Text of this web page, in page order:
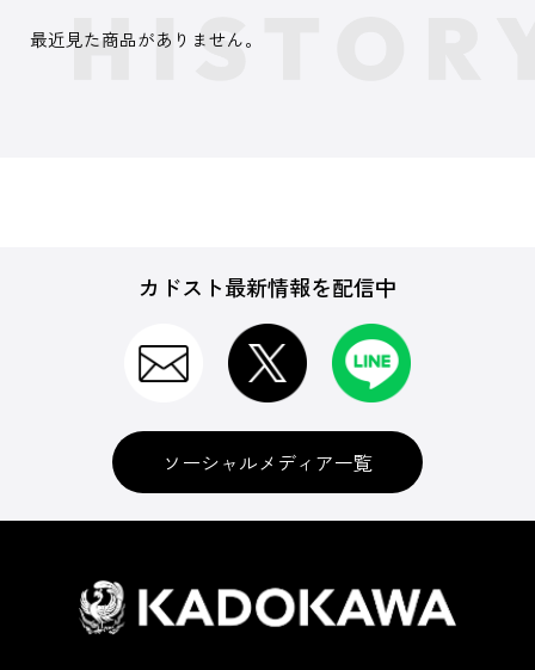
最近見た商品がありません。
カドスト最新情報を配信中
ソーシャルメディア一覧